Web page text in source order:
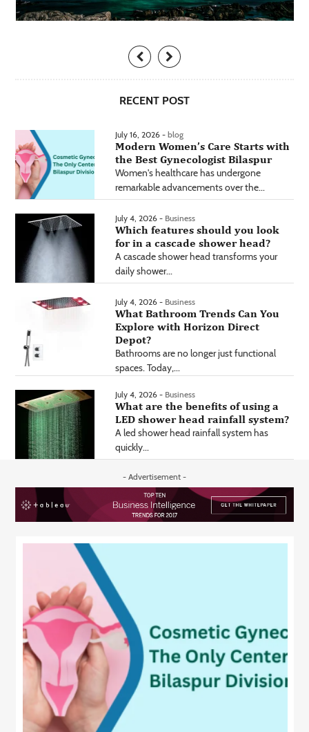
RECENT POST
July 16, 2026 - blog
Modern Women’s Care Starts with
the Best Gynecologist Bilaspur
Women's healthcare has undergone
remarkable advancements over the...
July 4, 2026 - Business
Which features should you look
for in a cascade shower head?
A cascade shower head transforms your
daily shower...
July 4, 2026 - Business
What Bathroom Trends Can You
Explore with Horizon Direct
Depot?
Bathrooms are no longer just functional
spaces. Today,...
July 4, 2026 - Business
What are the benefits of using a
LED shower head rainfall system?
A led shower head rainfall system has
quickly...
- Advertisement -